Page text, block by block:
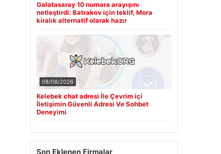
Galatasaray 10 numara arayışını
netleştirdi: Batrakov için teklif, Mora
kiralık alternatif olarak hazır
08/08/2026
Kelebek chat adresi İle Çevrim içi
İletişimin Güvenli Adresi Ve Sohbet
Deneyimi
Son Eklenen Firmalar